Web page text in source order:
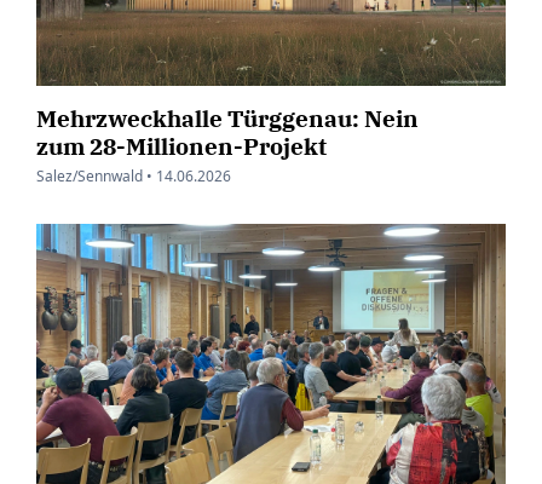
Mehrzweckhalle Türggenau: Nein
zum 28-Millionen-Projekt
Salez/Sennwald • 14.06.2026